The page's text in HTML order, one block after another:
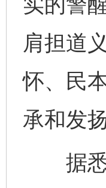
肩担道
怀、民
承和发
据悉